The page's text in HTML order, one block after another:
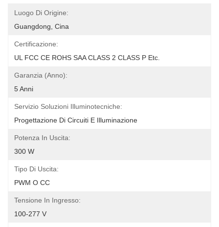
Luogo Di Origine:
Guangdong, Cina
Certificazione:
UL FCC CE ROHS SAA CLASS 2 CLASS P Etc.
Garanzia (anno):
5 Anni
Servizio Soluzioni Illuminotecniche:
Progettazione Di Circuiti E Illuminazione
Potenza In Uscita:
300 W
Tipo Di Uscita:
PWM O CC
Tensione In Ingresso:
100-277 V